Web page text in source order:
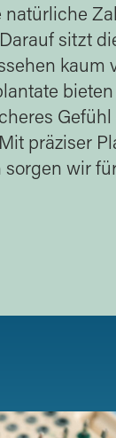
sitzt
kaum
präziser
wir